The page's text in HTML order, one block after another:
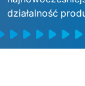
Dynamics 365
Business
Sektor
E-commerce
Serwis RTV i
Serwis IT
Sprzęt
Dla
ESG
działalność